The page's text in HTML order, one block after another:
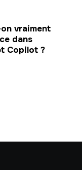
vraiment
dans
Copilot ?